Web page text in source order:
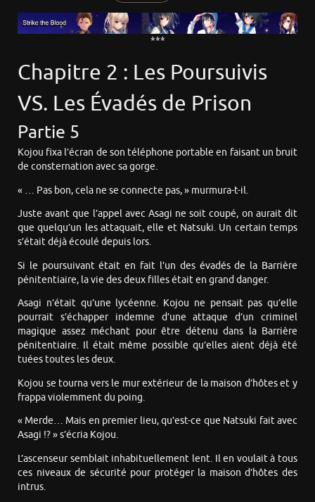
***
Chapitre 2 : Les Poursuivis
VS. Les Évadés de Prison
Partie 5
Kojou fixa l’écran de son téléphone portable en faisant un bruit
de consternation avec sa gorge.
« … Pas bon, cela ne se connecte pas, » murmura-t-il.
Juste avant que l’appel avec Asagi ne soit coupé, on aurait dit
que quelqu’un les attaquait, elle et Natsuki. Un certain temps
s’était déjà écoulé depuis lors.
Si le poursuivant était en fait l’un des évadés de la Barrière
pénitentiaire, la vie des deux filles était en grand danger.
Asagi n’était qu’une lycéenne. Kojou ne pensait pas qu’elle
pourrait s’échapper indemne d’une attaque d’un criminel
magique assez méchant pour être détenu dans la Barrière
pénitentiaire. Il était même possible qu’elles aient déjà été
tuées toutes les deux.
Kojou se tourna vers le mur extérieur de la maison d’hôtes et y
frappa violemment du poing.
« Merde… Mais en premier lieu, qu’est-ce que Natsuki fait avec
Asagi !? » s’écria Kojou.
L’ascenseur semblait inhabituellement lent. Il en voulait à tous
ces niveaux de sécurité pour protéger la maison d’hôtes des
intrus.